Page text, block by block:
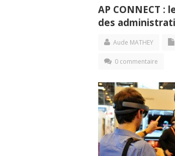
AP CONNECT
des
Aude MATHEY
0 commentaire